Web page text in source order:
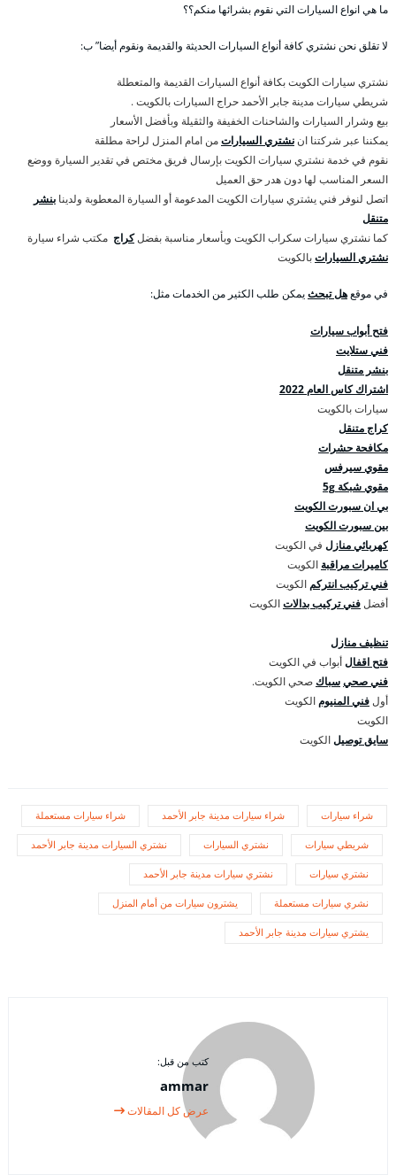
ما هي انواع السيارات التي نقوم بشرائها منكم؟؟
لا تقلق نحن نشتري كافة أنواع السيارات الحديثة والقديمة ونقوم أيضا” ب:
نشتري سيارات الكويت بكافة أنواع السيارات القديمة والمتعطلة
شريطي سيارات مدينة جابر الأحمد حراج السيارات بالكويت .
بيع وشرار السيارات والشاحنات الخفيفة والثقيلة وبأفضل الأسعار
يمكننا عبر شركتنا ان نشتري السياراتمن امام المنزل لراحة مطلقة
نقوم في خدمة نشتري سيارات الكويت بإرسال فريق مختص في تقدير السيارة ووضع
السعر المناسب لها دون هدر حق العميل
اتصل لنوفر فني يشتري سيارات الكويت المدعومة أو السيارة المعطوبة ولدينا بنشر
متنقل
كما نشتري سيارات سكراب الكويت وبأسعار مناسبة بفضلكراج مكتب شراء سيارة
نشتري السياراتبالكويت
في موقعهل تبحثيمكن طلب الكثير من الخدمات مثل:
فتح أبواب سيارات
فني ستلايت
بنشر متنقل
اشتراك كاس العام 2022
سيارات بالكويت
كراج متنقل
مكافحة حشرات
مقوي سيرفس
مقوي شبكة 5g
بي ان سبورت الكويت
بين سبورت الكويت
كهربائي منازل في الكويت
كاميرات مراقبة الكويت
فني تركيب انتركم الكويت
أفضلفني تركيب بدالاتالكويت
تنظيف منازل
فتح اقفالأبواب في الكويت
فني صحيسباك صحي الكويت.
أولفني المنيومالكويت
الكويت
سايق توصيلالكويت
شراء سيارات شراء سيارات مدينة جابر الأحمد شراء سيارات مستعملة
شريطي سيارات نشتري السيارات نشتري السيارات مدينة جابر الأحمد
نشتري سيارات نشتري سيارات مدينة جابر الأحمد
نشري سيارات مستعملة يشترون سيارات من أمام المنزل
يشتري سيارات مدينة جابر الأحمد
كتب من قبل:
ammar
عرض كل المقالات